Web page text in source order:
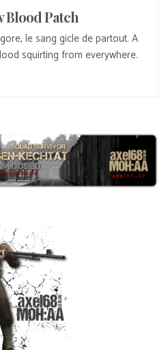
Blood Patch
le sang gicle de partout. A
squirting from everywhere.